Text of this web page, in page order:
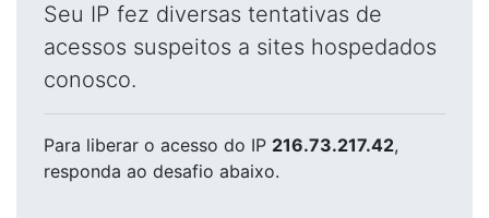
Seu IP fez diversas tentativas de
acessos suspeitos a sites hospedados
conosco.
Para liberar o acesso do IP 216.73.217.42,
responda ao desafio abaixo.